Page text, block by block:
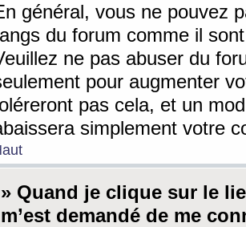
général, vous ne pouvez
du forum comme il
ne pas abuser du
pour augmenter
pas cela, et un
simplement votre
» Quand je clique sur le
m’est demandé de me